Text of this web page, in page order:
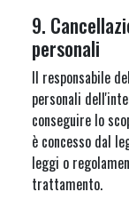
9.
personali
Il responsabile
personali
conseguire lo
è concesso dal
leggi o
trattamento.